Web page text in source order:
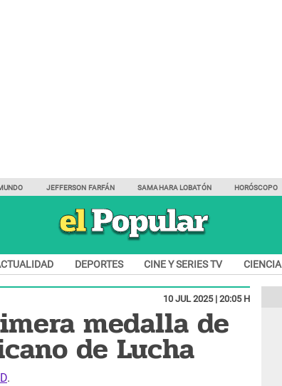
JEFFERSON FARFÁN SAMAHARA LOBATÓN HORÓSCOPO
DEPORTES CINE Y SERIES TV CIENCIA
10 JUL 2025 | 20:05 H
medalla de
de Lucha
.